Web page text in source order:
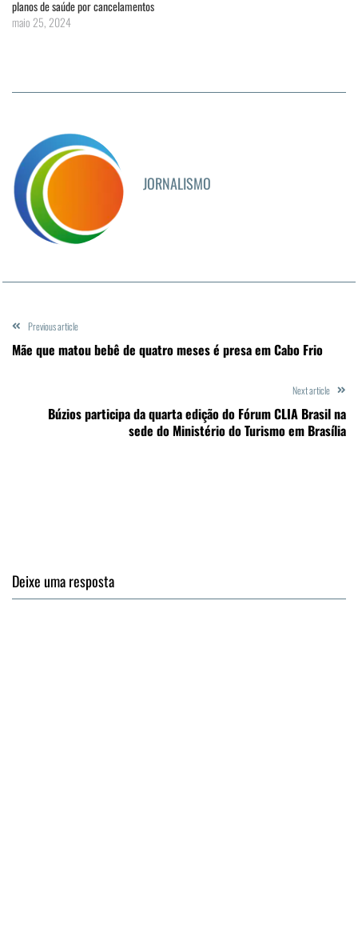
planos de saúde por cancelamentos
maio 25, 2024
JORNALISMO
Previous article
Mãe que matou bebê de quatro meses é presa em Cabo Frio
Next article
Búzios participa da quarta edição do Fórum CLIA Brasil na
sede do Ministério do Turismo em Brasília
Deixe uma resposta